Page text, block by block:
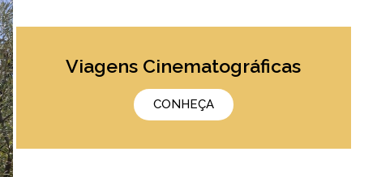
Viagens Cinematográficas
CONHEÇA